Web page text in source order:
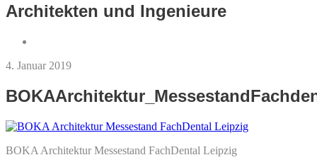
Architekten und Ingenieure
4. Januar 2019
BOKA Architektur Messestand FachDental Leipzig